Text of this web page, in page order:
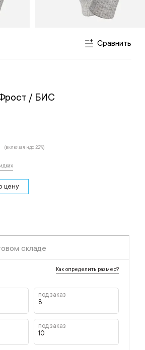
Сравнить
/ БИС
(включая ндс 22%)
цену
складе
Как определить размер?
под заказ
8
под заказ
10